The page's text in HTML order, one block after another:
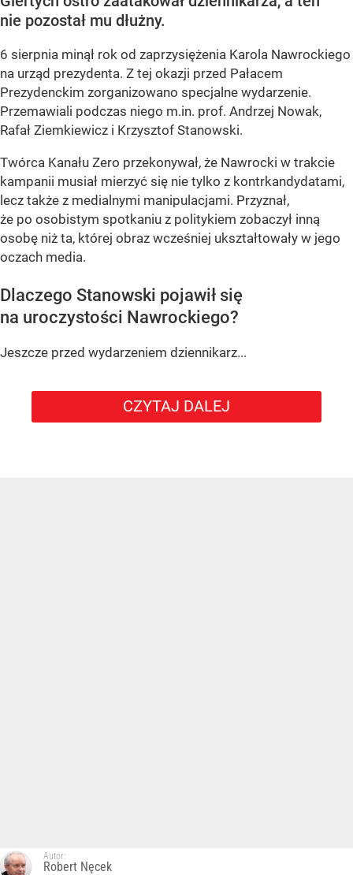
nie pozostał mu dłużny.
6 sierpnia minął rok od zaprzysiężenia Karola Nawrockiego
na urząd prezydenta. Z tej okazji przed Pałacem
Prezydenckim zorganizowano specjalne wydarzenie.
Przemawiali podczas niego m.in. prof. Andrzej Nowak,
Rafał Ziemkiewicz i Krzysztof Stanowski.
Twórca Kanału Zero przekonywał, że Nawrocki w trakcie
kampanii musiał mierzyć się nie tylko z kontrkandydatami,
lecz także z medialnymi manipulacjami. Przyznał,
że po osobistym spotkaniu z politykiem zobaczył inną
osobę niż ta, której obraz wcześniej ukształtowały w jego
oczach media.
Dlaczego Stanowski pojawił się
na uroczystości Nawrockiego?
Jeszcze przed wydarzeniem dziennikarz...
CZYTAJ DALEJ
Autor:
Robert Nęcek